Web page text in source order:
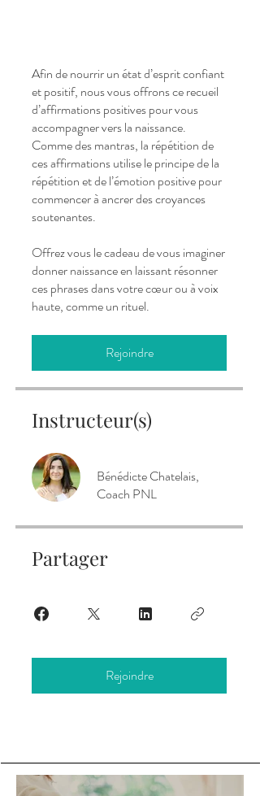
Afin de nourrir un état d’esprit confiant
et positif, nous vous offrons ce recueil
d’affirmations positives pour vous
accompagner vers la naissance.
Comme des mantras, la répétition de
ces affirmations utilise le principe de la
répétition et de l’émotion positive pour
commencer à ancrer des croyances
soutenantes.
Offrez vous le cadeau de vous imaginer
donner naissance en laissant résonner
ces phrases dans votre cœur ou à voix
haute, comme un rituel.
Rejoindre
Instructeur(s)
Bénédicte Chatelais,
Coach PNL
Partager
Rejoindre